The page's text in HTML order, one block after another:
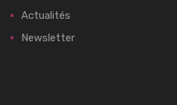
Actualités
Newsletter